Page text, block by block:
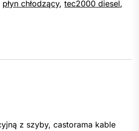
płyn chłodzący,tec2000 diesel,
z szyby, castorama kable